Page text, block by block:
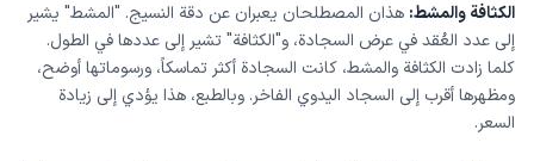
الكثافة والمشط: هذان المصطلحان يعبران عن دقة النسيج. "المشط" يشير
إلى عدد العُقد في عرض السجادة، و"الكثافة" تشير إلى عددها في الطول.
كلما زادت الكثافة والمشط، كانت السجادة أكثر تماسكاً، ورسوماتها أوضح،
ومظهرها أقرب إلى السجاد اليدوي الفاخر. وبالطبع، هذا يؤدي إلى زيادة
السعر.